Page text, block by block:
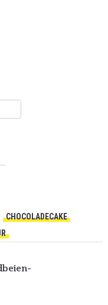
CHOCOLADECAKE